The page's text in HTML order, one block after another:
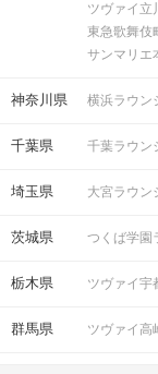
ツヴァイ立
東急歌舞伎
サンマリエ
神奈川県 横浜ラウン
千葉県 千葉ラウン
埼玉県 大宮ラウン
茨城県 つくば学園
栃木県 ツヴァイ宇
群馬県 ツヴァイ高